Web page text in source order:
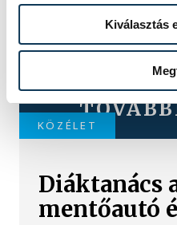
Kiválasztás
KÖZÉLET
Diáktanács
mentőautó